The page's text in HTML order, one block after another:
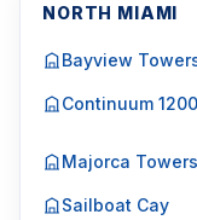
NORTH MIAMI
Bayview
Continuum
Majorca Towers
Sailboat Cay